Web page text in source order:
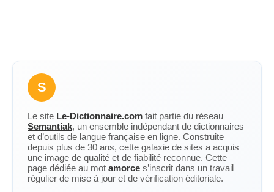
S
Le site Le-Dictionnaire.com fait partie du réseau
Semantiak, un ensemble indépendant de dictionnaires
et d’outils de langue française en ligne. Construite
depuis plus de 30 ans, cette galaxie de sites a acquis
une image de qualité et de fiabilité reconnue. Cette
page dédiée au mot amorce s’inscrit dans un travail
régulier de mise à jour et de vérification éditoriale.